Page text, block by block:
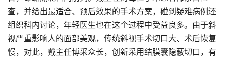
查，并给出最适合、预后效果的手术方案，碰到疑难病例还
组织科内讨论，年轻医生也在这个过程中受益良多。由于斜
视严重影响人的面部美观，传统斜视手术切口大、术后恢复
慢，对此，戴主任博采众长，创新采用结膜囊隐蔽切口，有